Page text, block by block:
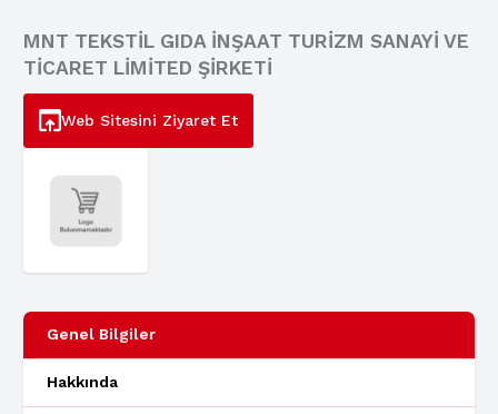
MNT TEKSTİL GIDA İNŞAAT TURİZM SANAYİ VE
TİCARET LİMİTED ŞİRKETİ
Web Sitesini Ziyaret Et
Genel Bilgiler
Hakkında